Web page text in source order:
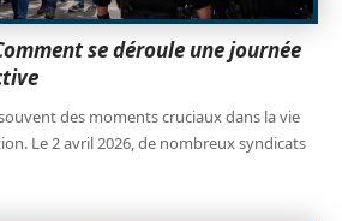
se déroule une journée
des moments cruciaux dans la vie
Le 2 avril 2026, de nombreux syndicats